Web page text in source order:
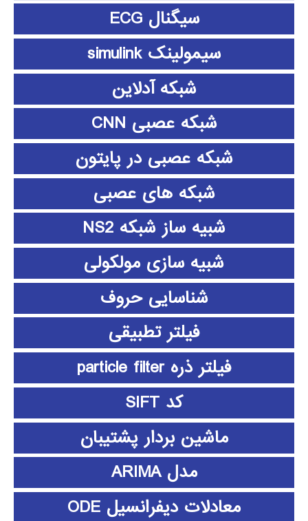
سیگنال ECG
سیمولینک simulink
شبکه آدلاین
شبکه عصبی CNN
شبکه عصبی در پایتون
شبکه های عصبی
شبیه ساز شبکه NS2
شبیه سازی مولکولی
شناسایی حروف
فیلتر تطبیقی
فیلتر ذره particle filter
کد SIFT
ماشین بردار پشتیبان
مدل ARIMA
معادلات دیفرانسیل ODE